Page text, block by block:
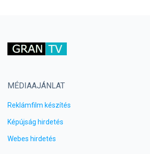
MÉDIAAJÁNLAT
Reklámfilm készítés
Képújság hirdetés
Webes hirdetés